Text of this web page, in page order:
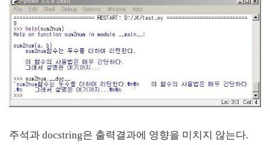
주석과 docstring은 출력결과에 영향을 미치지 않는다.